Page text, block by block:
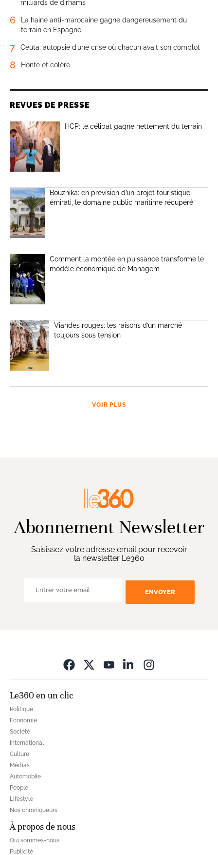
milliards de dirhams
6
La haine anti-marocaine gagne dangereusement du
terrain en Espagne
7 Ceuta: autopsie d’une crise où chacun avait son complot
8 Honte et colère
REVUES DE PRESSE
HCP: le célibat gagne nettement du terrain
Bouznika: en prévision d’un projet touristique
émirati, le domaine public maritime récupéré
Comment la montée en puissance transforme le
modèle économique de Managem
Viandes rouges: les raisons d’un marché
toujours sous tension
VOIR PLUS
Abonnement Newsletter
Saisissez votre adresse email pour recevoir
la newsletter Le360
ENVOYER
Le360 en un clic
Politique
Economie
Société
International
Culture
Médias
Automobile
People
Lifestyle
Nos chroniqueurs
À propos de nous
Qui sommes-nous
Publicité